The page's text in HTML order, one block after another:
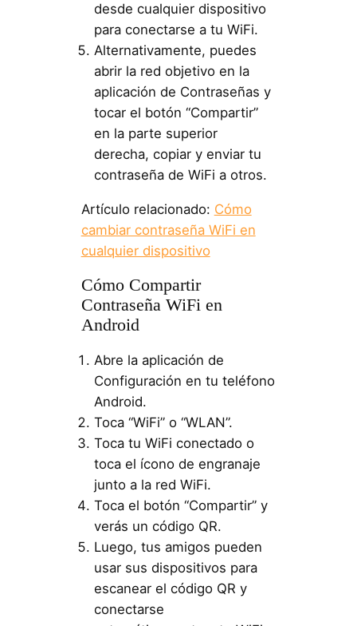
desde cualquier dispositivo
para conectarse a tu WiFi.
Alternativamente, puedes
abrir la red objetivo en la
aplicación de Contraseñas y
tocar el botón “Compartir”
en la parte superior
derecha, copiar y enviar tu
contraseña de WiFi a otros.
Artículo relacionado: Cómo
cambiar contraseña WiFi en
cualquier dispositivo
Cómo Compartir
Contraseña WiFi en
Android
Abre la aplicación de
Configuración en tu teléfono
Android.
Toca “WiFi” o “WLAN”.
Toca tu WiFi conectado o
toca el ícono de engranaje
junto a la red WiFi.
Toca el botón “Compartir” y
verás un código QR.
Luego, tus amigos pueden
usar sus dispositivos para
escanear el código QR y
conectarse